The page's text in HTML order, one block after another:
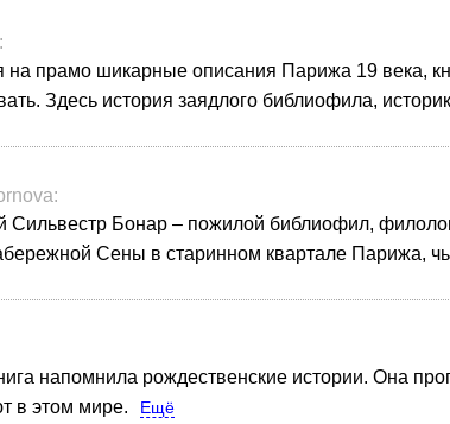
на прамо шикарные описания Парижа 19 века,
Здесь история заядлого библиофила,
Бонар – пожилой библиофил,
Сены в старинном квартале Парижа,
напомнила рождественские истории. Она
в этом мире.
Ещё